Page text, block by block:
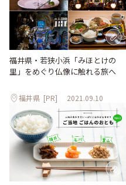
福井県・若狭小浜「みほとけの
里」をめぐり仏像に触れる旅へ
福井県 [PR] 2021.09.10